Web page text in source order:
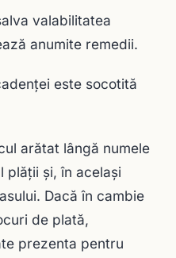
valabilitatea
anumite remedii.
este socotită
arătat lângă numele
plăţii şi, în acelaşi
Dacă în cambie
de plată,
prezenta pentru